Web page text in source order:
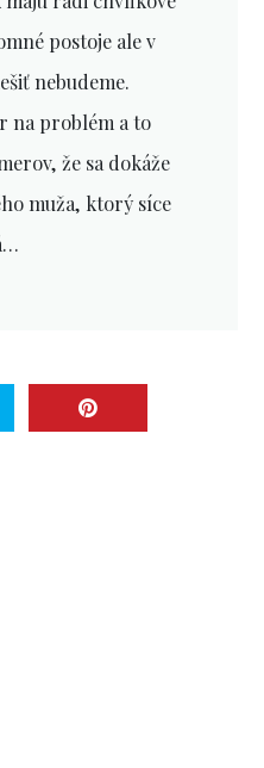
postoje ale v
nebudeme.
na problém a to
že sa dokáže
muža, ktorý síce